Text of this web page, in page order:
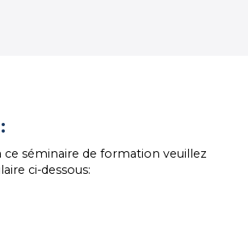
ce séminaire de formation veuillez
ci-dessous: